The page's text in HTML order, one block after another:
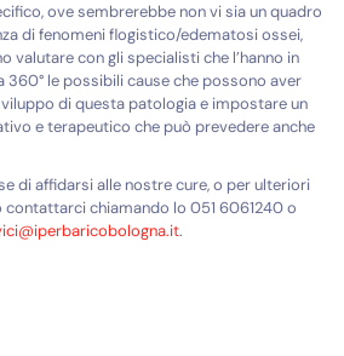
ove sembrerebbe non vi sia un quadro
di fenomeni flogistico/edematosi ossei,
valutare con gli specialisti che l’hanno in
360° le possibili cause che possono aver
di questa patologia e impostare un
e terapeutico che può prevedere anche
di affidarsi alle nostre cure, o per ulteriori
contattarci chiamando lo 051 6061240 o
.